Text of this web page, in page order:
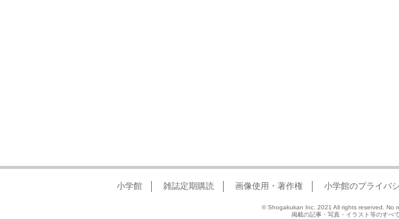
小学館 雑誌定期購読 画像使用・著作権 小学館のプライバ
© Shogakukan Inc. 2021 All rights reserved. No
掲載の記事・写真・イラスト等のすべ